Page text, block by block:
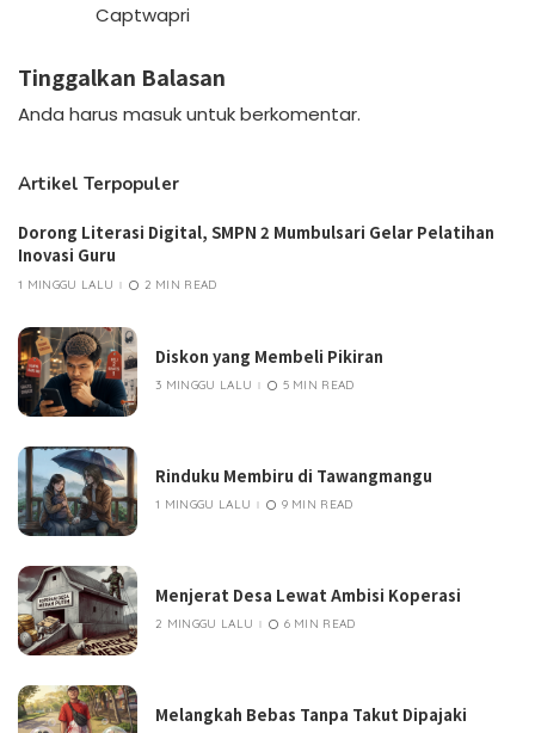
Captwapri
Tinggalkan Balasan
Anda harus masukuntuk berkomentar.
Artikel Terpopuler
Dorong Literasi Digital, SMPN 2 Mumbulsari Gelar Pelatihan
Inovasi Guru
1 MINGGU LALU 2 MIN READ
Diskon yang Membeli Pikiran
3 MINGGU LALU 5 MIN READ
Rinduku Membiru di Tawangmangu
1 MINGGU LALU 9 MIN READ
Menjerat Desa Lewat Ambisi Koperasi
2 MINGGU LALU 6 MIN READ
Melangkah Bebas Tanpa Takut Dipajaki